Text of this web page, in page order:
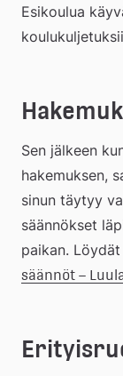
Esikoulua
Sen jälkeen
hakemuksen,
sinun täytyy
säännökset
paikan.
säännöt –